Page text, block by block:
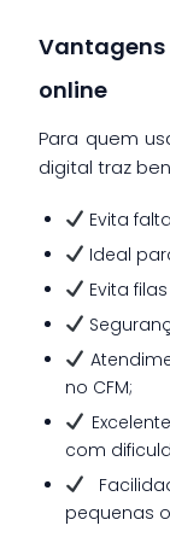
online
Para quem
digital traz
Evita
Ideal
Evita
no CFM;
com
pequenas